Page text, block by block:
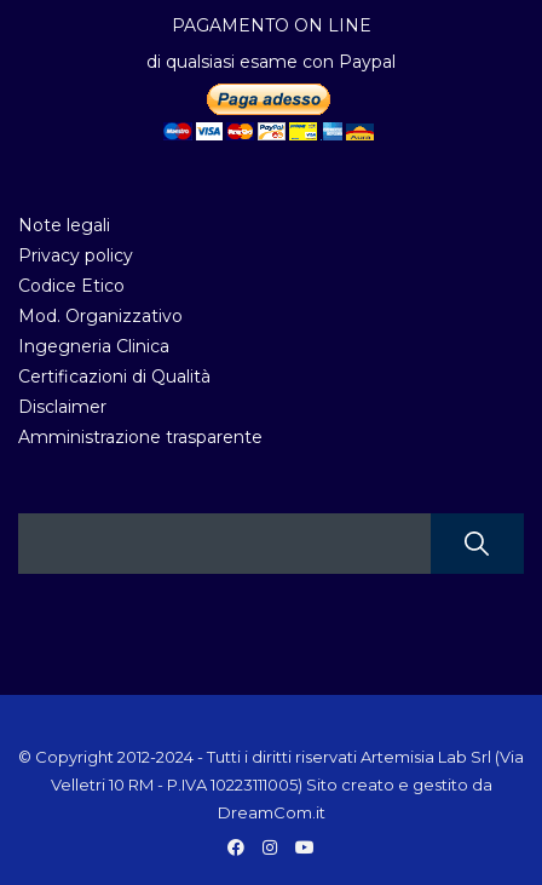
PAGAMENTO ON LINE
di qualsiasi esame con Paypal
Note legali
Privacy policy
Codice Etico
Mod. Organizzativo
Ingegneria Clinica
Certificazioni di Qualità
Disclaimer
Amministrazione trasparente
© Copyright 2012-2024 - Tutti i diritti riservati Artemisia Lab Srl (Via
Velletri 10 RM - P.IVA 10223111005) Sito creato e gestito da
DreamCom.it